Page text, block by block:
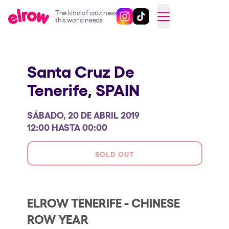
The kind of craziness
this world needs
Sigue @elrowofficial en
Sigue @elrowofficial en
SWITCH TO ENGLISH
elrow Ibiza x [UNVRS] 2026
elrow Town 2026
Snowrow Festival 2026
elrow Island 2026
elrow Shop
Espectáculos
Music
Sostenibilidad
Santa Cruz De
Tenerife, SPAIN
SÁBADO, 20 DE ABRIL 2019
12:00 HASTA 00:00
SOLD OUT
ELROW TENERIFE - CHINESE
ROW YEAR